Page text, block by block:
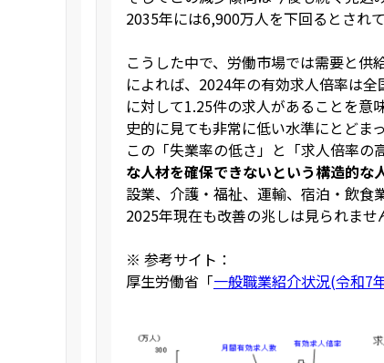
2035年には6,900万人を下回るとされて
こうした中で、労働市場では需要と供
によれば、2024年の有効求人倍率は
に対して1.25件の求人があることを意
史的に見ても非常に低い水準にとどまっ
この「失業率の低さ」と「求人倍率の
な人材を確保できないという構造的な
設業、介護・福祉、運輸、宿泊・飲食
2025年現在も改善の兆しは見られませ
※ 参考サイト：
厚生労働省「一般職業紹介状況(令和7